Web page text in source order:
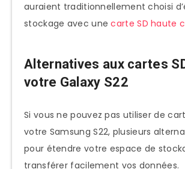
auraient traditionnellement choisi
stockage avec unecarte SD haute
Alternatives aux cartes
votre Galaxy S22
Si vous ne pouvez pas utiliser de
votre Samsung S22, plusieurs
pour étendre votre espace de
transférer facilement vos données.